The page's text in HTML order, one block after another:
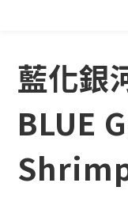
藍化銀
BLUE